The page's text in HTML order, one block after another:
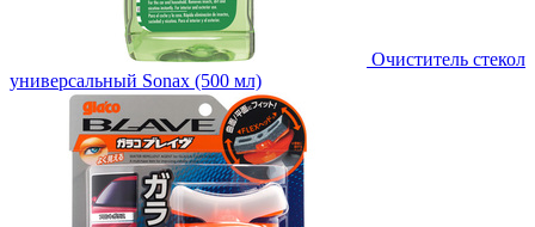
Очиститель стекол
универсальный Sonax (500 мл)